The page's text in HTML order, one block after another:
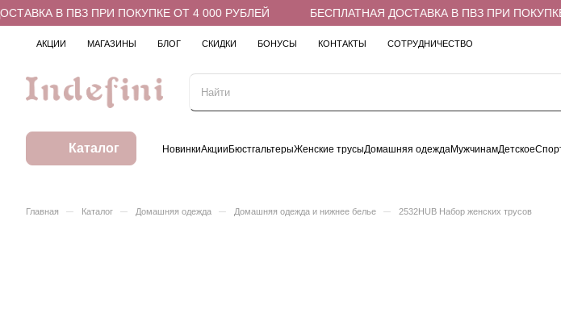
В ПВЗ ПРИ ПОКУПКЕ ОТ 4 000 РУБЛЕЙ БЕСПЛАТНАЯ ДОСТАВКА В ПВЗ ПРИ ПОКУПКЕ
АКЦИИ МАГАЗИНЫ БЛОГ СКИДКИ БОНУСЫ КОНТАКТЫ СОТРУДНИЧЕСТВО
Каталог НовинкиАкцииБюстгальтерыЖенские трусыДомашняя одеждаМужчинамДетское
Главная – Каталог – Домашняя одежда – Домашняя одежда и нижнее белье – 2532HUB Набор женских трусов